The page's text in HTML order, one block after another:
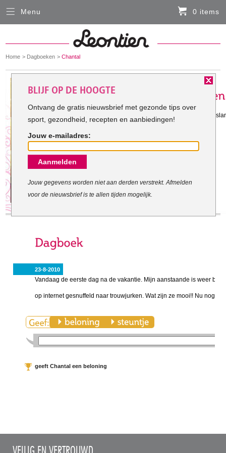
You
here:
Home Dagboeken Chantal
Gestart met mijn doel: 23-8-2010
in juli 2011 ga ik trouwen en wil dan
23-8-2010
Vandaag de eerste dag na de vakantie. Mijn aanstaande is weer
op internet gesnuffeld naar trouwjurken. Wat zijn ze mooi!! Nu nog
geeft Chantal een beloning
Menu 0 items
Sluiten
HARDLOOPKLEDING
FIETSKLEDING
SERVICE
Inloggen
Contact- en adresgegevens
Levertijd, retourneren, ruilen
Algemene voorwaarden
BLIJF OP DE HOOGTE
Ontvang de gratis nieuwsbrief met gezonde tips over
sport, gezondheid, recepten en aanbiedingen!
Jouw e-mailadres:
Aanmelden
Jouw gegevens worden niet aan derden verstrekt. Afmelden
voor de nieuwsbrief is te allen tijden mogelijk.